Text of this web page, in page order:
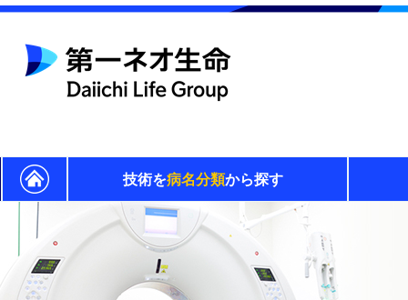
技術を病名分類から探す